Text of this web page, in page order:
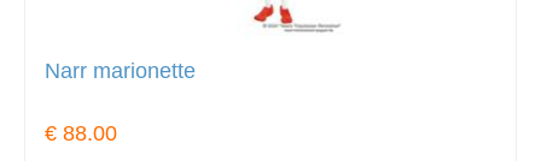
Narr marionette
€ 88.00